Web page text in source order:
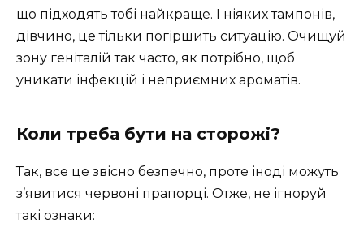
що підходять тобі найкраще. І ніяких тампонів,
дівчино, це тільки погіршить ситуацію. Очищуй
зону геніталій так часто, як потрібно, щоб
уникати інфекцій і неприємних ароматів.
Коли треба бути на сторожі?
Так, все це звісно безпечно, проте іноді можуть
з’явитися червоні прапорці. Отже, не ігноруй
такі ознаки: